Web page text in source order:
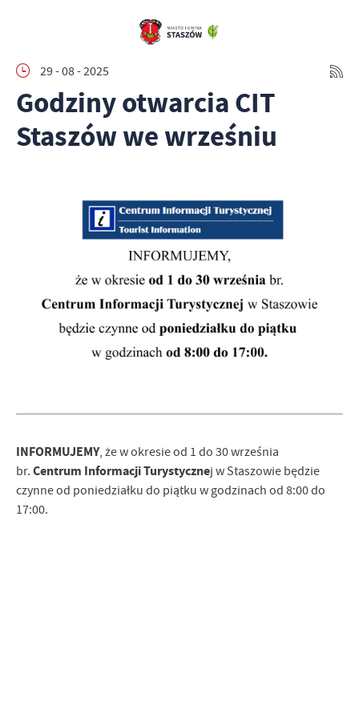
29 - 08 - 2025
Godziny otwarcia CIT
Staszów we wrześniu
INFORMUJEMY, że w okresie od 1 do 30 września
br. Centrum Informacji Turystycznej w Staszowie będzie
czynne od poniedziałku do piątku w godzinach od 8:00 do
17:00.